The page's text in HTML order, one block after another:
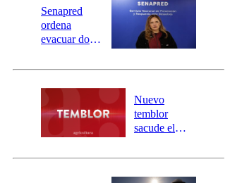
Senapred
ordena
evacuar dos
Carahue por
río Damas:
activa
mensajería
SAE
Nuevo
temblor
sacude el
revisa la